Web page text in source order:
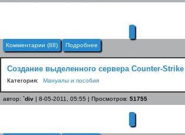
Комментарии (88) Подробнее
Создание выделенного сервера Counter-
Категория: Мануалы и пособия
автор: `div | 8-05-2011, 05:55 | Просмотров: 51755